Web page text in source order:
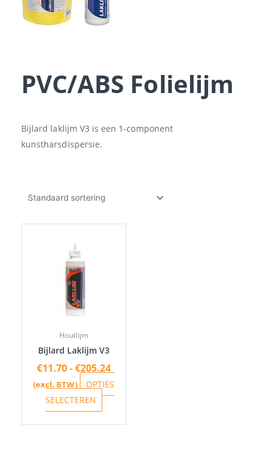
PVC/ABS Folielijm
Bijlard laklijm V3 is een 1-component
kunstharsdispersie.
Houtlijm
Bijlard Laklijm V3
€11.70-€205.24
(excl. BTW)
OPTIES
SELECTEREN
gekozen
worden
op